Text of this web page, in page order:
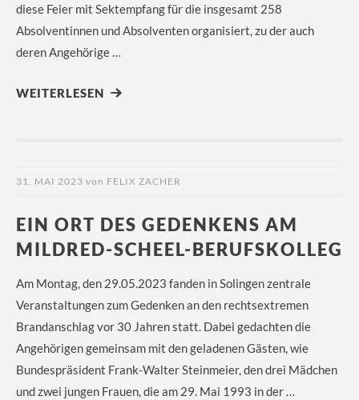
diese Feier mit Sektempfang für die insgesamt 258
Absolventinnen und Absolventen organisiert, zu der auch
deren Angehörige …
WEITERLESEN
31. MAI 2023 von FELIX ZACHER
EIN ORT DES GEDENKENS AM
MILDRED-SCHEEL-BERUFSKOLLEG
Am Montag, den 29.05.2023 fanden in Solingen zentrale
Veranstaltungen zum Gedenken an den rechtsextremen
Brandanschlag vor 30 Jahren statt. Dabei gedachten die
Angehörigen gemeinsam mit den geladenen Gästen, wie
Bundespräsident Frank-Walter Steinmeier, den drei Mädchen
und zwei jungen Frauen, die am 29. Mai 1993 in der …